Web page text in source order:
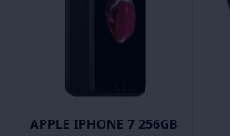
APPLE IPHONE 7 256GB